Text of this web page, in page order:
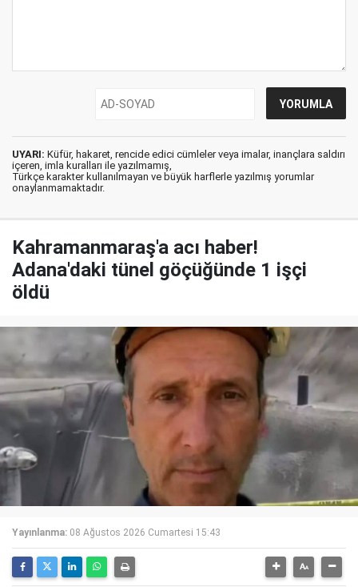
UYARI: Küfür, hakaret, rencide edici cümleler veya imalar, inançlara saldırı
içeren, imla kuralları ile yazılmamış,
Türkçe karakter kullanılmayan ve büyük harflerle yazılmış yorumlar
onaylanmamaktadır.
Kahramanmaraş'a acı haber!
Adana'daki tünel göçüğünde 1 işçi
öldü
Yayınlanma: 08 Ağustos 2026 Cumartesi 15:43